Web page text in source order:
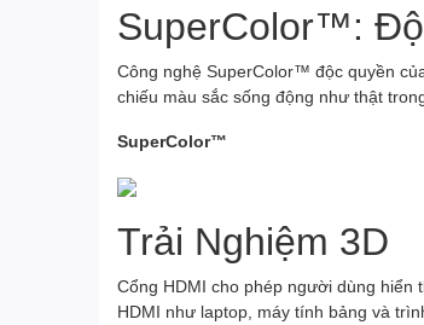
SuperColor™:
Công nghệ SuperColor™ độc quyền
chiếu màu sắc sống động như thật
SuperColor™
Trải Nghiệm 3D
Cổng HDMI cho phép người dùng hiển
HDMI như laptop, máy tính bảng và